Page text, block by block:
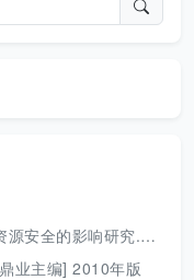
究.pdf 胡光伟 著 2017年版
业主编] 2010年版